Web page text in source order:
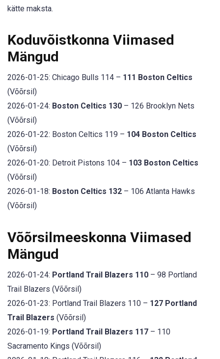
kätte maksta.
Koduvõistkonna Viimased
Mängud
2026-01-25: Chicago Bulls 114 – 111 Boston Celtics
(Võõrsil)
2026-01-24: Boston Celtics 130 – 126 Brooklyn Nets
(Võõrsil)
2026-01-22: Boston Celtics 119 – 104 Boston Celtics
(Võõrsil)
2026-01-20: Detroit Pistons 104 – 103 Boston Celtics
(Võõrsil)
2026-01-18: Boston Celtics 132 – 106 Atlanta Hawks
(Võõrsil)
Võõrsilmeeskonna Viimased
Mängud
2026-01-24: Portland Trail Blazers 110 – 98 Portland
Trail Blazers (Võõrsil)
2026-01-23: Portland Trail Blazers 110 – 127 Portland
Trail Blazers (Võõrsil)
2026-01-19: Portland Trail Blazers 117 – 110
Sacramento Kings (Võõrsil)